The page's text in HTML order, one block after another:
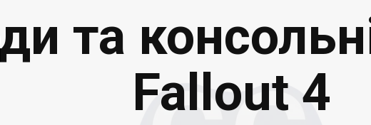
та
Fallout 4